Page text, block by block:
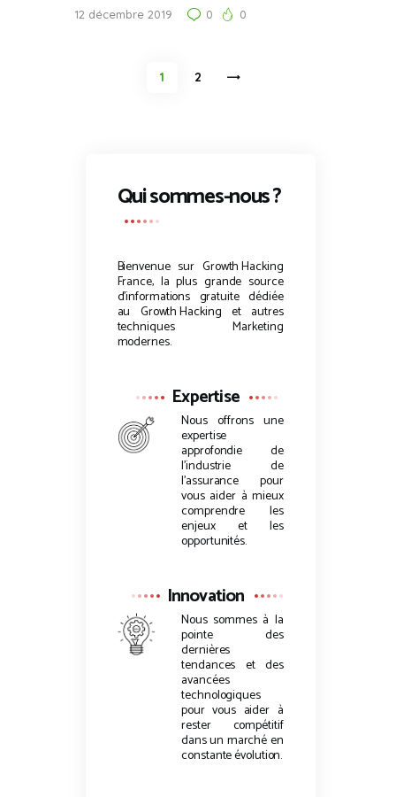
12 décembre 2019 0 0
PaginationPAGE
1 PAGE
2
Qui sommes-nous ?
Bienvenue sur Growth Hacking
France, la plus grande source
d’informations gratuite dédiée
au Growth Hacking et autres
techniques Marketing
modernes.
Expertise
Nous offrons une
expertise
approfondie de
l’industrie de
l’assurance pour
vous aider à mieux
comprendre les
enjeux et les
opportunités.
Innovation
Nous sommes à la
pointe des
dernières
tendances et des
avancées
technologiques
pour vous aider à
rester compétitif
dans un marché en
constante évolution.